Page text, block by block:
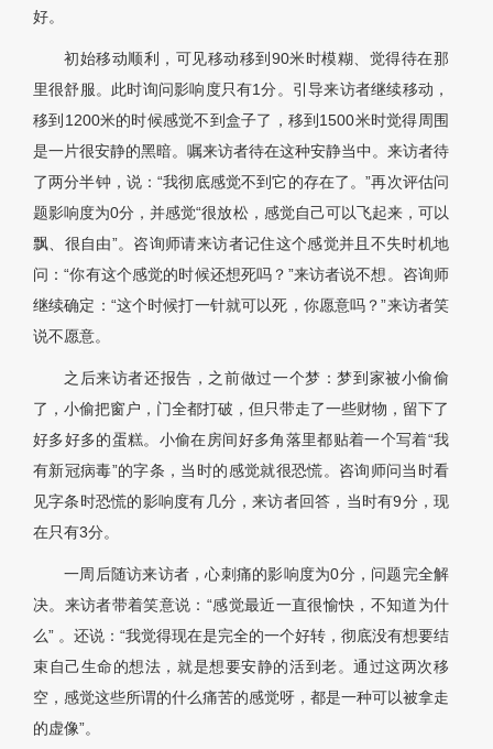
好。
初始移动顺利，可见移动移到90米时模糊、觉得待在那
里很舒服。此时询问影响度只有1分。引导来访者继续移动，
移到1200米的时候感觉不到盒子了，移到1500米时觉得周围
是一片很安静的黑暗。嘱来访者待在这种安静当中。来访者待
了两分半钟，说：“我彻底感觉不到它的存在了。”再次评估问
题影响度为0分，并感觉“很放松，感觉自己可以飞起来，可以
飘、很自由”。咨询师请来访者记住这个感觉并且不失时机地
问：“你有这个感觉的时候还想死吗？”来访者说不想。咨询师
继续确定：“这个时候打一针就可以死，你愿意吗？”来访者笑
说不愿意。
之后来访者还报告，之前做过一个梦：梦到家被小偷偷
了，小偷把窗户，门全都打破，但只带走了一些财物，留下了
好多好多的蛋糕。小偷在房间好多角落里都贴着一个写着“我
有新冠病毒”的字条，当时的感觉就很恐慌。咨询师问当时看
见字条时恐慌的影响度有几分，来访者回答，当时有9分，现
在只有3分。
一周后随访来访者，心刺痛的影响度为0分，问题完全解
决。来访者带着笑意说：“感觉最近一直很愉快，不知道为什
么” 。还说：“我觉得现在是完全的一个好转，彻底没有想要结
束自己生命的想法，就是想要安静的活到老。通过这两次移
空，感觉这些所谓的什么痛苦的感觉呀，都是一种可以被拿走
的虚像”。